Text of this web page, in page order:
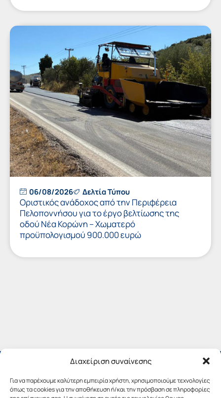
Διαχείριση συναίνεσης
Για να παρέχουμε καλύτερη εμπειρία χρήστη, χρησιμοποιούμε τεχνολογίες
όπως τα cookies για την αποθήκευση ή/και την πρόσβαση σε πληροφορίες
06/08/2026 Δελτία Τύπου
Οριστικός ανάδοχος από την Περιφέρεια
Πελοποννήσου για το έργο βελτίωσης της
οδού Νέα Κορώνη – Χωματερό
προϋπολογισμού 900.000 ευρώ